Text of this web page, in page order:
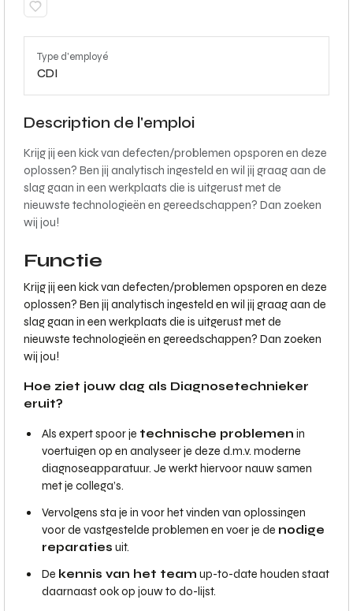
Type d'employé
CDI
Description de l'emploi
Krijg jij een kick van defecten/problemen opsporen en deze
oplossen? Ben jij analytisch ingesteld en wil jij graag aan de
slag gaan in een werkplaats die is uitgerust met de
nieuwste technologieën en gereedschappen? Dan zoeken
wij jou!
Functie
Krijg jij een kick van defecten/problemen opsporen en deze
oplossen? Ben jij analytisch ingesteld en wil jij graag aan de
slag gaan in een werkplaats die is uitgerust met de
nieuwste technologieën en gereedschappen? Dan zoeken
wij jou!
Hoe ziet jouw dag als Diagnosetechnieker
eruit?
Als expert spoor je technische problemen in
voertuigen op en analyseer je deze d.m.v. moderne
diagnoseapparatuur. Je werkt hiervoor nauw samen
met je collega’s.
Vervolgens sta je in voor het vinden van oplossingen
voor de vastgestelde problemen en voer je de nodige
reparaties uit.
De kennis van het team up-to-date houden staat
daarnaast ook op jouw to do-lijst.